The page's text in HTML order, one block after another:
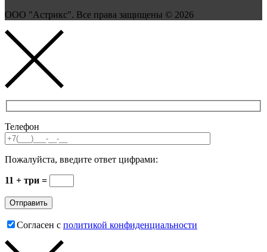
ООО "Астрикс". Все права защищены © 2026
Телефон
Пожалуйста, введите ответ цифрами:
11 + три =
Согласен с политикой конфиденциальности